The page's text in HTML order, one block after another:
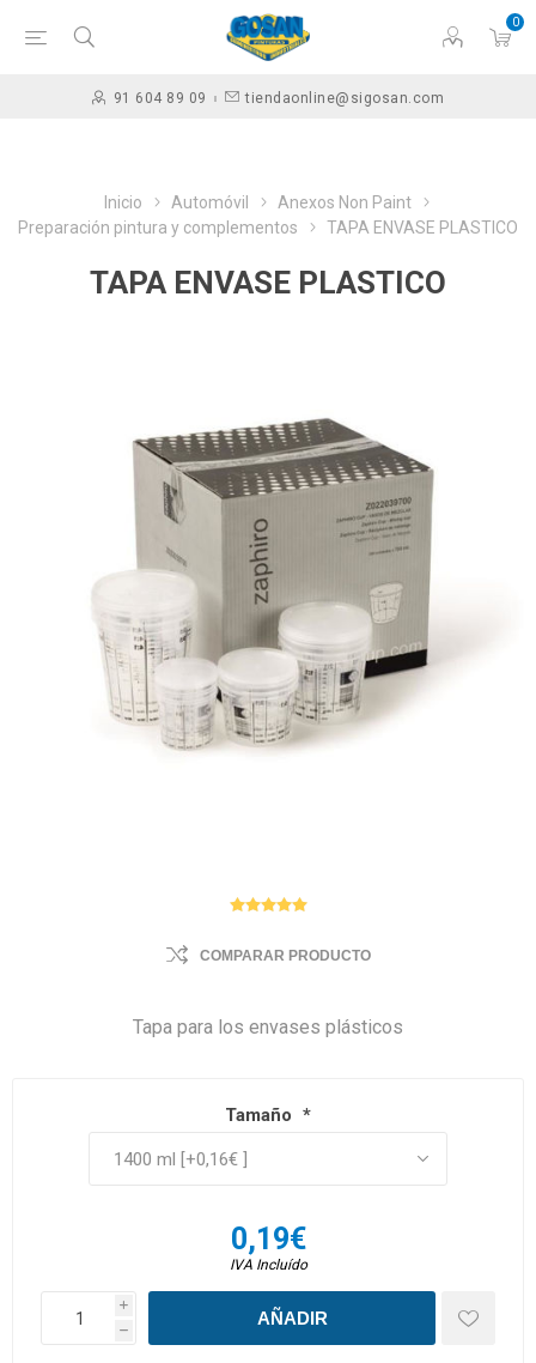
0
91 604 89 09 tiendaonline@sigosan.com
Inicio Automóvil
Anexos Non Paint
Preparación pintura y complementos
TAPA ENVASE PLASTICO
TAPA ENVASE PLASTICO
COMPARAR PRODUCTO
Tapa para los envases plásticos
Tamaño *
0,19€
IVA Incluído
i
h